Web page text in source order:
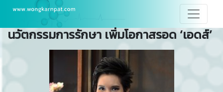
นวัตกรรมการรักษา เพิ่มโอกาสรอด ‘เอดส์’